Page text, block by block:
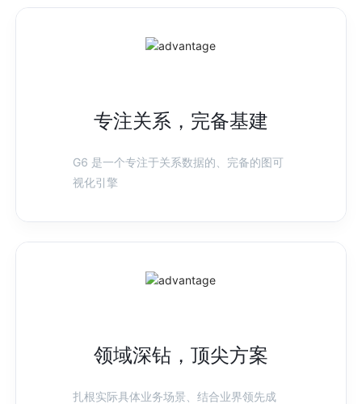
专注关系，完备基建
G6 是一个专注于关系数据的、完备的图可
视化引擎
领域深钻，顶尖方案
扎根实际具体业务场景、结合业界领先成